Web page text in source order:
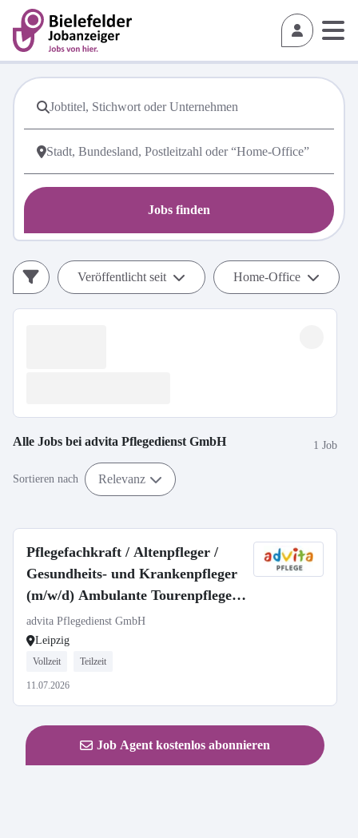
Jobs finden
Veröffentlicht seit Home-Office
Alle Jobs bei advita Pflegedienst GmbH 1 Job
Sortieren nach Relevanz
Pflegefachkraft / Altenpfleger /
Gesundheits- und Krankenpfleger
(m/w/d) Ambulante Tourenpflege |
Vollzeit oder Teilzeit | Leipzig
advita Pflegedienst GmbH
Leipzig
Vollzeit Teilzeit
11.07.2026
Job Agent kostenlos abonnieren